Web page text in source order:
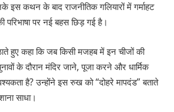
इस कथन के बाद राजनीतिक गलियारों में गर्माहट
पर नई बहस छिड़ गई है।
हुए कहा कि जब किसी मजहब में इन चीजों की
के दौरान मंदिर जाने, पूजा करने और धार्मिक
है? उन्होंने इस रुख को “दोहरे मापदंड” बताते
साधा।